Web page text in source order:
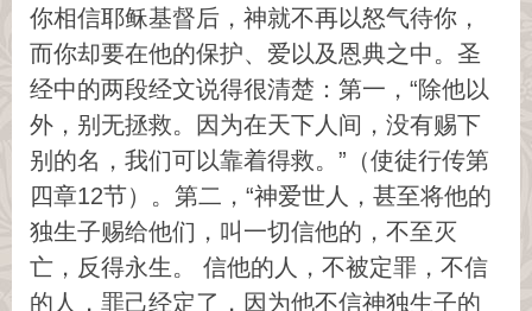
你相信耶稣基督后，神就不再以怒气待你，
而你却要在他的保护、爱以及恩典之中。圣
经中的两段经文说得很清楚：第一，“除他以
外，别无拯救。因为在天下人间，没有赐下
别的名，我们可以靠着得救。”（使徒行传第
四章12节）。第二，“神爱世人，甚至将他的
独生子赐给他们，叫一切信他的，不至灭
亡，反得永生。 信他的人，不被定罪，不信
的人，罪己经定了，因为他不信神独生子的